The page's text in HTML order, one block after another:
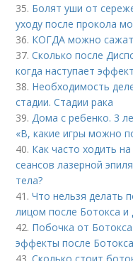
35. Болят уши от
уходу после прокола
36. КОГДА можно
37.Сколько после
когда наступает эффект
38. Необходимость
стадии. Стадии рака
39.Дома с ребенко. 3
«В, какие игры можно
40. Как часто ходить
сеансов лазерной
тела?
41.Что нельзя делать
лицом после Ботокса и
42. Побочка от
эффекты после Ботокса